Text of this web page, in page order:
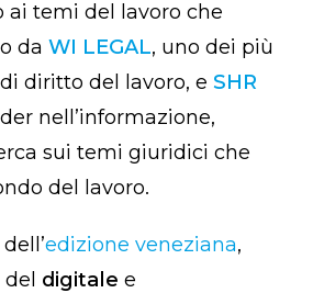
ai temi del lavoro che
da WI LEGAL, uno dei più
diritto del lavoro, e SHR
nell’informazione,
sui temi giuridici che
del lavoro.
edizione veneziana,
digitale e